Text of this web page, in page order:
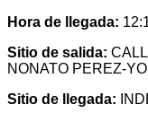
Hora de llegada:
Sitio de salida:
NONATO PEREZ-
Sitio de llegada: